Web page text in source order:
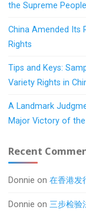
the Supreme
China Amended Its
Rights
Tips and Keys:
Variety Rights in
A Landmark
Major Victory of
Recent
Donnie on在香港发
Donnie on三步检验